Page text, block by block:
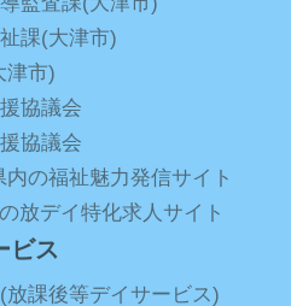
課(大津市)
津市)
協議会
協議会
内の福祉魅力発信サイト
放デイ特化求人サイト
ビス
放課後等デイサービス)